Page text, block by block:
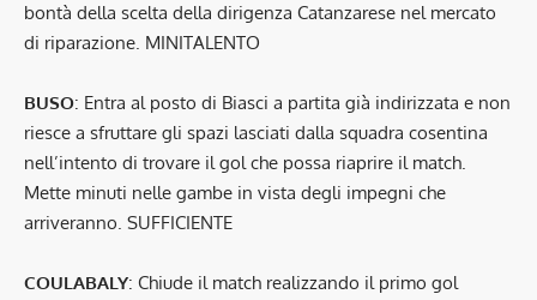
bontà della scelta della dirigenza Catanzarese nel mercato
di riparazione. MINITALENTO
BUSO: Entra al posto di Biasci a partita già indirizzata e non
riesce a sfruttare gli spazi lasciati dalla squadra cosentina
nell’intento di trovare il gol che possa riaprire il match.
Mette minuti nelle gambe in vista degli impegni che
arriveranno. SUFFICIENTE
COULABALY: Chiude il match realizzando il primo gol